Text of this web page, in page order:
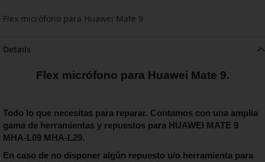
Flex micrófono para Huawei Mate 9
Details
Flex micrófono para Huawei Mate 9.
Todo lo que necesitas para reparar. Contamos con una amplia
gama de herramientas y repuestos para HUAWEI MATE 9
MHA-L09 MHA-L29.
En caso de no disponer algún repuesto u/o herramienta para